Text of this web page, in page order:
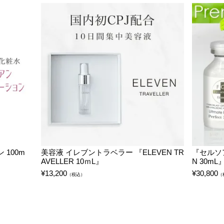
100m
美容液 イレブントラベラー 『ELEVEN TR
AVELLER 10ｍL』
¥13,200 （税込）
『セル
N 30mL
¥30,800